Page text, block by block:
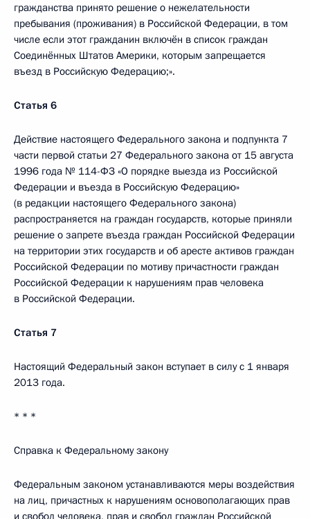
гражданства принято решение о нежелательности
пребывания (проживания) в Российской Федерации, в том
числе если этот гражданин включён в список граждан
Соединённых Штатов Америки, которым запрещается
въезд в Российскую Федерацию;».
Статья 6
Действие настоящего Федерального закона и подпункта 7
части первой статьи 27 Федерального закона от 15 августа
1996 года № 114-ФЗ «О порядке выезда из Российской
Федерации и въезда в Российскую Федерацию»
(в редакции настоящего Федерального закона)
распространяется на граждан государств, которые приняли
решение о запрете въезда граждан Российской Федерации
на территории этих государств и об аресте активов граждан
Российской Федерации по мотиву причастности граждан
Российской Федерации к нарушениям прав человека
в Российской Федерации.
Статья 7
Настоящий Федеральный закон вступает в силу с 1 января
2013 года.
* * *
Справка к Федеральному закону
Федеральным законом устанавливаются меры воздействия
на лиц, причастных к нарушениям основополагающих прав
и свобод человека, прав и свобод граждан Российской